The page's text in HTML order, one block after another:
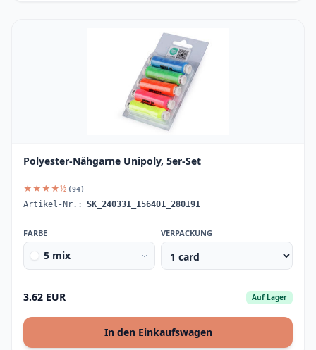
Polyester-Nähgarne Unipoly, 5er-Set
★★★★½ (94)
Artikel-Nr.: SK_240331_156401_280191
FARBE
5 mix
VERPACKUNG
3.62 EUR Auf Lager
In den Einkaufswagen